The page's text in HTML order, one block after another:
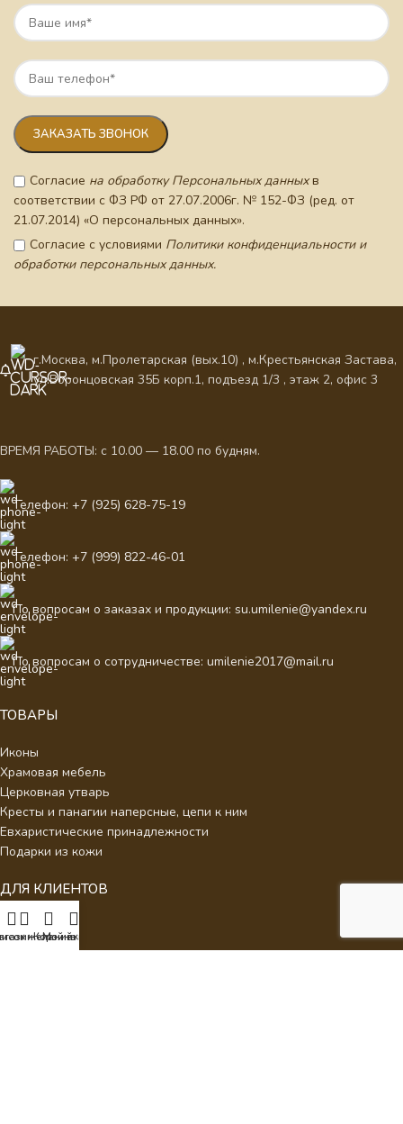
Согласие на обработку Персональных данныхв
соответствии с ФЗ РФ от 27.07.2006г. № 152-ФЗ (ред. от
21.07.2014) «О персональных данных».
Согласие с условиями Политики конфиденциальности и
обработки персональных данных.
г.Москва, м.Пролетарская (вых.10) , м.Крестьянская Застава,
ул.Воронцовская 35Б корп.1, подъезд 1/3 , этаж 2, офис 3
ВРЕМЯ РАБОТЫ: с 10.00 — 18.00 по будням.
Телефон: +7 (925) 628-75-19
Телефон: +7 (999) 822-46-01
По вопросам о заказах и продукции: su.umilenie@yandex.ru
По вопросам о сотрудничестве: umilenie2017@mail.ru
ТОВАРЫ
Иконы
Храмовая мебель
Церковная утварь
Кресты и панагии наперсные, цепи к ним
Евхаристические принадлежности
Подарки из кожи
ДЛЯ КЛИЕНТОВ
О нас
Отзывы
желаний
Корзина
Мой аккаунт